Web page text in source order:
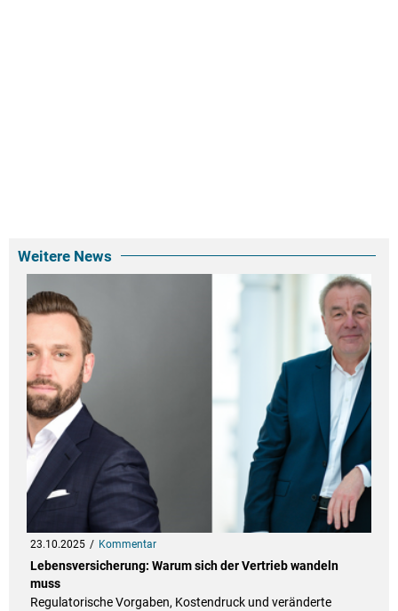
Weitere News
23.10.2025 Kommentar
Lebensversicherung: Warum sich der Vertrieb wandeln
muss
Regulatorische Vorgaben, Kostendruck und veränderte